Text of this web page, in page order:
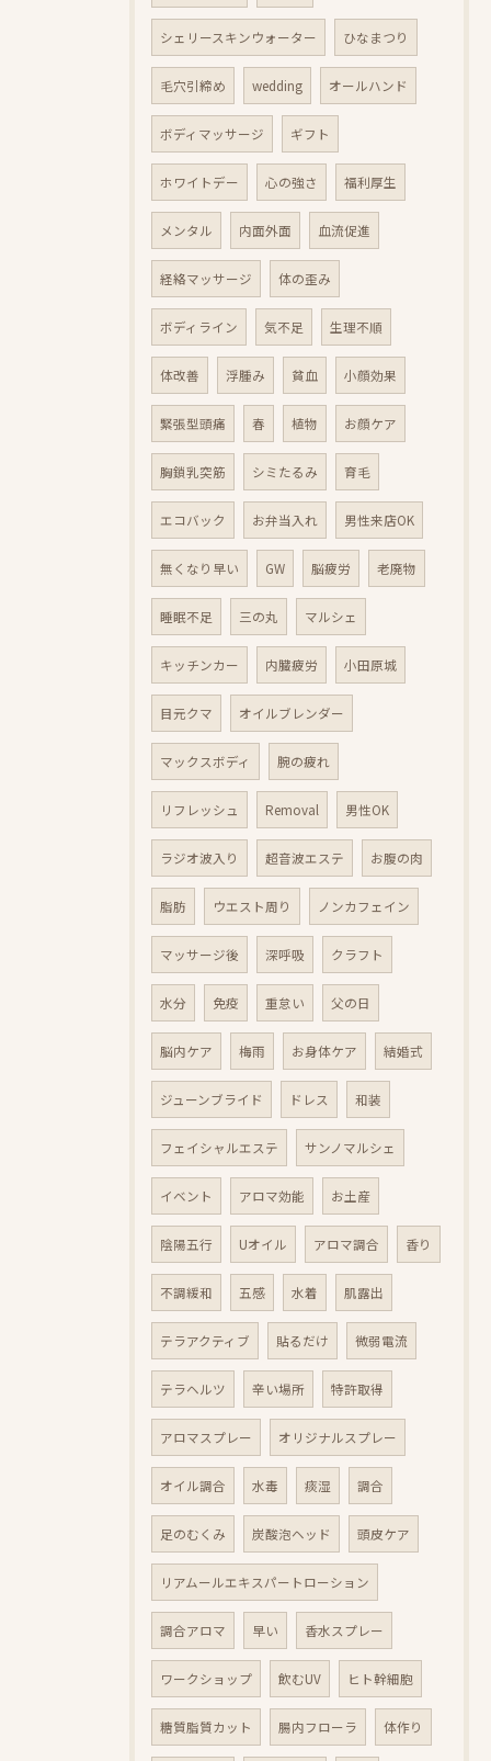
シェリースキンウォーター ひなまつり
毛穴引締め wedding オールハンド
ボディマッサージ ギフト
ホワイトデー 心の強さ 福利厚生
メンタル 内面外面 血流促進
経絡マッサージ 体の歪み
ボディライン 気不足 生理不順
体改善 浮腫み 貧血 小顔効果
緊張型頭痛 春 植物 お顔ケア
胸鎖乳突筋 シミたるみ 育毛
エコバック お弁当入れ 男性来店OK
無くなり早い GW 脳疲労 老廃物
睡眠不足 三の丸 マルシェ
キッチンカー 内臓疲労 小田原城
目元クマ オイルブレンダー
マックスボディ 腕の疲れ
リフレッシュ Removal 男性OK
ラジオ波入り 超音波エステ お腹の肉
脂肪 ウエスト周り ノンカフェイン
マッサージ後 深呼吸 クラフト
水分 免疫 重怠い 父の日
脳内ケア 梅雨 お身体ケア 結婚式
ジューンブライド ドレス 和装
フェイシャルエステ サンノマルシェ
イベント アロマ効能 お土産
陰陽五行 Uオイル アロマ調合 香り
不調緩和 五感 水着 肌露出
テラアクティブ 貼るだけ 微弱電流
テラヘルツ 辛い場所 特許取得
アロマスプレー オリジナルスプレー
オイル調合 水毒 痰湿 調合
足のむくみ 炭酸泡ヘッド 頭皮ケア
リアムールエキスパートローション
調合アロマ 早い 香水スプレー
ワークショップ 飲むUV ヒト幹細胞
糖質脂質カット 腸内フローラ 体作り